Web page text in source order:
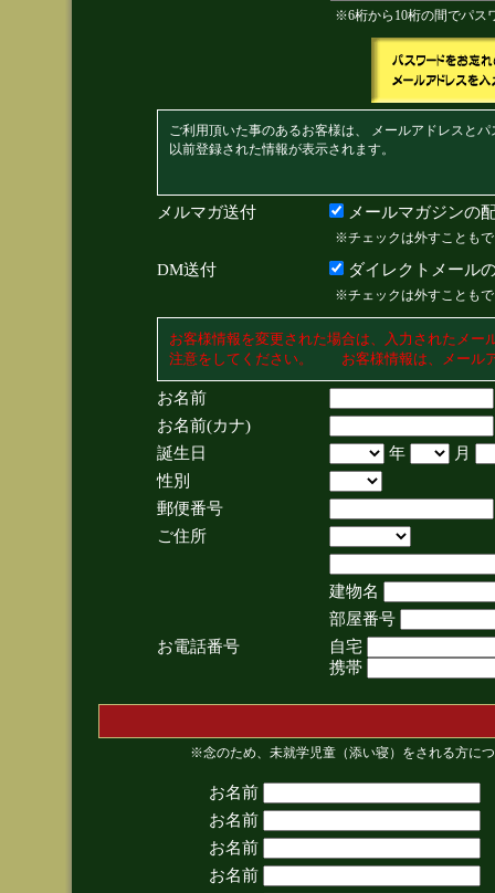
※6桁から10桁の間でパス
ご利用頂いた事のあるお客様は、 メールアドレスと
以前登録された情報が表示されます。
メルマガ送付 メールマガジンの
※チェックは外すことも
DM送付 ダイレクトメール
※チェックは外すことも
お客様情報を変更された場合は、入力されたメ
注意をしてください。 お客様情報は、メール
お名前
お名前(カナ)
誕生日
年
月
性別
郵便番号
ご住所
建物名
部屋番号
お電話番号
自宅
携帯
※念のため、未就学児童（添い寝）をされる方に
お名前
お名前
お名前
お名前